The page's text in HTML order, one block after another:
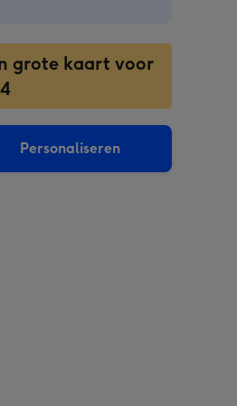
grote kaart voor
Personaliseren